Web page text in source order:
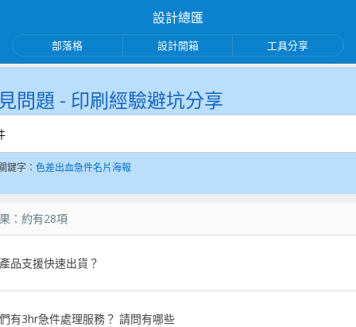
設計總匯
部落格 設計開箱 工具分享
問題 - 印刷經驗避坑分享
鍵字： 色差出血急件名片海報
：約有28項
品支援快速出貨？
有3hr急件處理服務？ 請問有哪些